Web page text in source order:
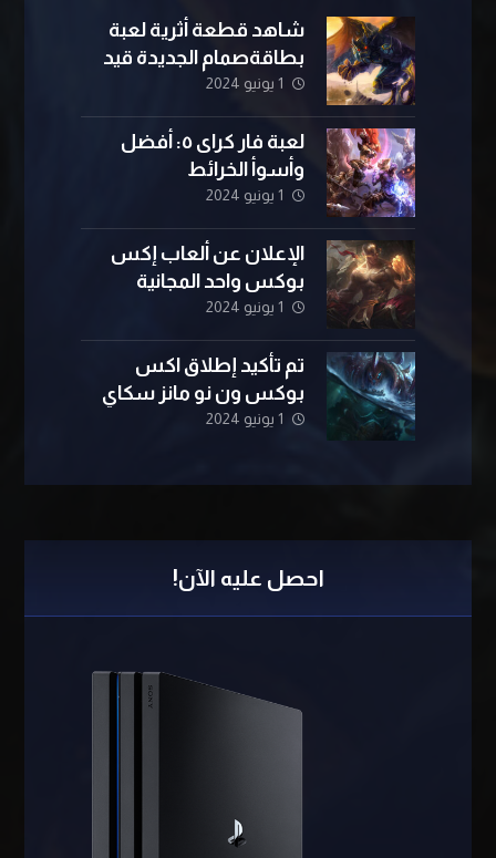
شاهد قطعة أثرية لعبة
بطاقةصمام الجديدة قيد
التشغيل
1 يونيو 2024
لعبة فار کرای ٥: أفضل
وأسوأ الخرائط
1 يونيو 2024
الإعلان عن ألعاب إكس
بوكس ​​واحد المجانية
1 يونيو 2024
تم تأكيد إطلاق اكس
بوكس ​​ون نو مانز سكاي
1 يونيو 2024
احصل عليه الآن!